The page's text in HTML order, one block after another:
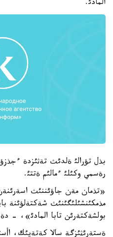
المادئ.
بذل تؤرالئ ةلدئث تةثئزدة
رةسمي وكئلئ ءمالئم ةتتئ.
«تذمان مةن جاؤئننئث
بولشةكتةرئن تابا المادئ»، -
ةستةرئثئزگة سالا كةتةيئك،